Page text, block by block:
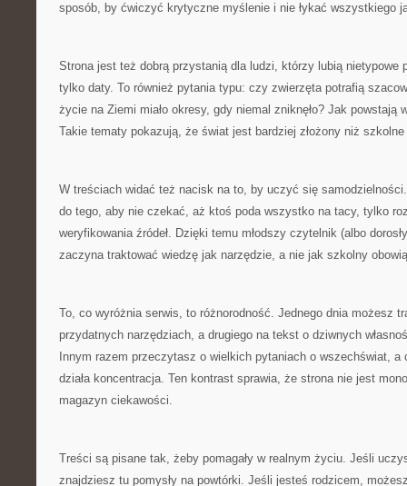
sposób, by ćwiczyć krytyczne myślenie i nie łykać wszystkiego
Strona jest też dobrą przystanią dla ludzi, którzy lubią nietypowe
tylko daty. To również pytania typu: czy zwierzęta potrafią
życie na Ziemi miało okresy, gdy niemal zniknęło? Jak powstają
Takie tematy pokazują, że świat jest bardziej złożony niż
W treściach widać też nacisk na to, by uczyć się
do tego, aby nie czekać, aż ktoś poda wszystko na tacy, tylko
weryfikowania źródeł. Dzięki temu młodszy czytelnik (albo
zaczyna traktować wiedzę jak narzędzie, a nie jak szkolny
To, co wyróżnia serwis, to różnorodność. Jednego dnia możesz
przydatnych narzędziach, a drugiego na tekst o dziwnych
Innym razem przeczytasz o wielkich pytaniach o wszechświat,
działa koncentracja. Ten kontrast sprawia, że strona nie jest
magazyn ciekawości.
Treści są pisane tak, żeby pomagały w realnym życiu. Jeśli
znajdziesz tu pomysły na powtórki. Jeśli jesteś rodzicem,